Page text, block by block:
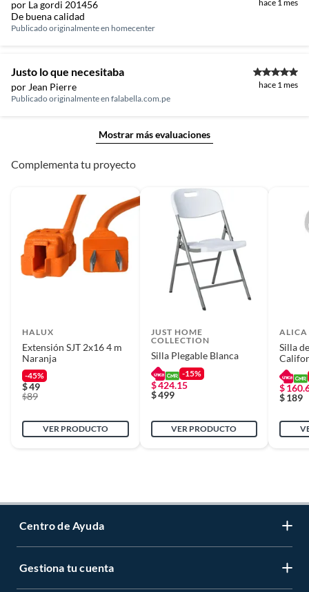
por La gordi 201456 hace 1 mes
De buena calidad
Publicado originalmente en homecenter
Justo lo que necesitaba
por Jean Pierre
hace 1 mes
Publicado originalmente en falabella.com.pe
Mostrar más evaluaciones
Complementa tu proyecto
HALUX
Extensión SJT 2x16 4 m
Naranja
-45%
$49
$89
VER PRODUCTO
JUST HOME
COLLECTION
Silla Plegable Blanca
-15%
$424.15
$499
VER PRODUCTO
ALICA
Silla
$
$189
Centro de Ayuda
Servicio al Cliente
Gestiona tu cuenta